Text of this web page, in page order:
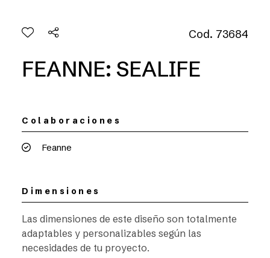
Cod. 73684
FEANNE: SEALIFE
Colaboraciones
Feanne
Dimensiones
Las dimensiones de este diseño son totalmente
adaptables y personalizables según las
necesidades de tu proyecto.